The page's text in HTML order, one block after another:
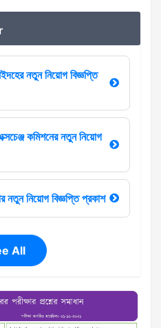
নতুন নিয়োগ বিজ্ঞপ্তি
কমিশনের নতুন নিয়োগ
নতুন নিয়োগ বিজ্ঞপ্তি প্রকাশ
All